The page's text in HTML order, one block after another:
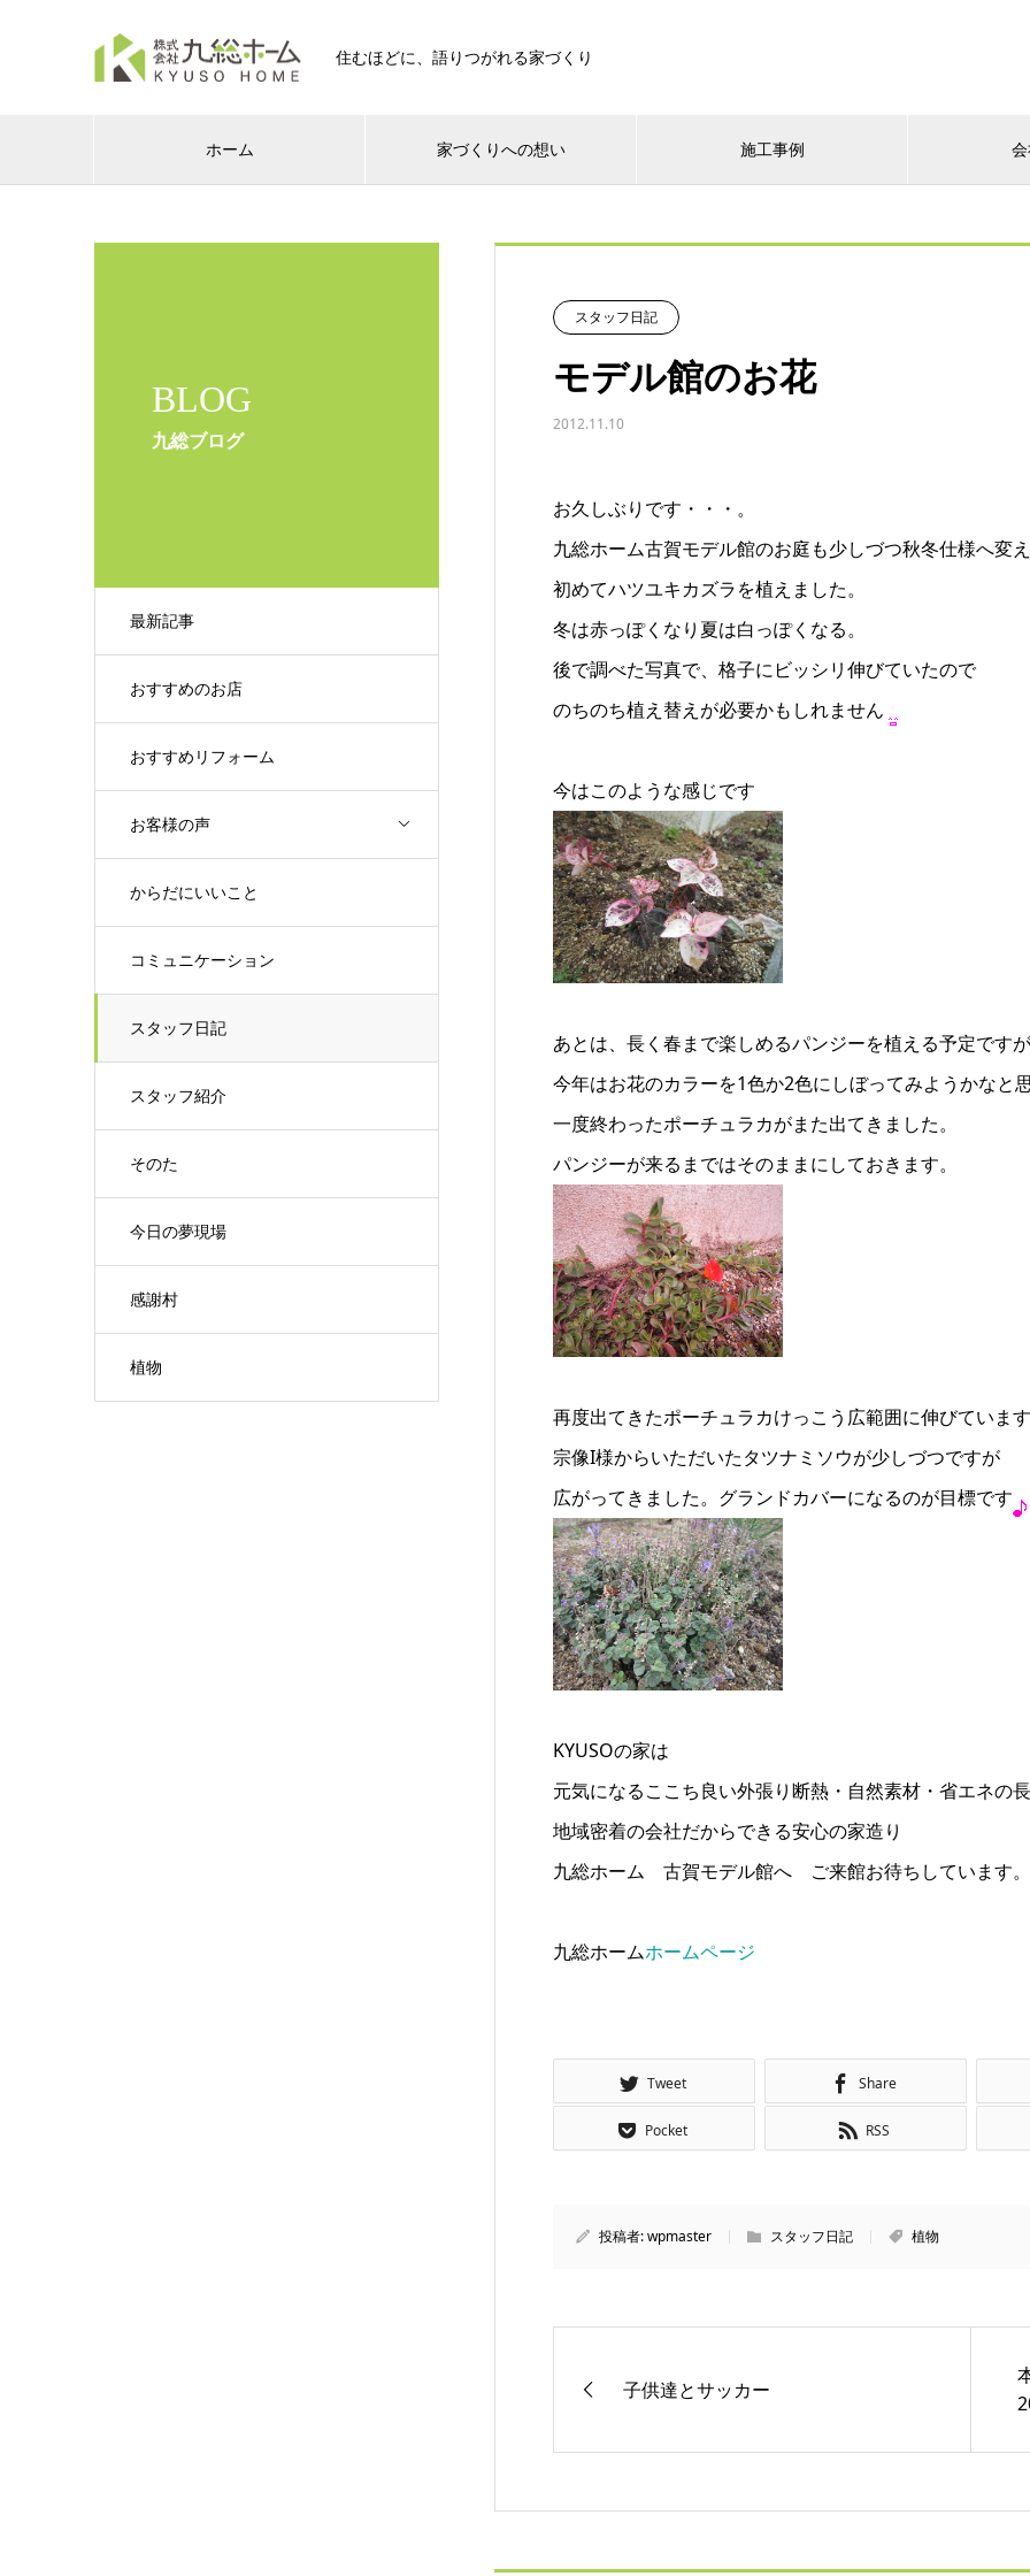
住むほどに、語りつがれる家づくり
ホーム 家づくりへの想い 施工事例
BLOG
九総ブログ
最新記事
おすすめのお店
おすすめリフォーム
お客様の声
からだにいいこと
コミュニケーション
スタッフ日記
スタッフ紹介
そのた
今日の夢現場
感謝村
植物
スタッフ日記
モデル館のお花
2012.11.10
お久しぶりです・・・。
九総ホーム古賀モデル館のお庭も少しづつ秋冬仕様へ変
初めてハツユキカズラを植えました。
冬は赤っぽくなり夏は白っぽくなる。
後で調べた写真で、格子にビッシリ伸びていたので
のちのち植え替えが必要かもしれません
今はこのような感じです
あとは、長く春まで楽しめるパンジーを植える予定ですが
今年はお花のカラーを1色か2色にしぼってみようかなと思
一度終わったポーチュラカがまた出てきました。
パンジーが来るまではそのままにしておきます。
再度出てきたポーチュラカけっこう広範囲に伸びています
宗像I様からいただいたタツナミソウが少しづつですが
広がってきました。グランドカバーになるのが目標です
KYUSOの家は
元気になるここち良い外張り断熱・自然素材・省エネの長
地域密着の会社だからできる安心の家造り
九総ホーム 古賀モデル館へ ご来館お待ちしています。
九総ホームホームページ
Tweet Share
Pocket RSS
投稿者:wpmaster スタッフ日記 植物
子供達とサッカー